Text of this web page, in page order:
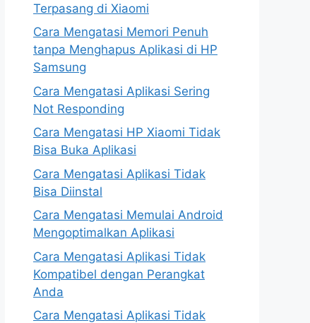
Terpasang di Xiaomi
Cara Mengatasi Memori Penuh
tanpa Menghapus Aplikasi di HP
Samsung
Cara Mengatasi Aplikasi Sering
Not Responding
Cara Mengatasi HP Xiaomi Tidak
Bisa Buka Aplikasi
Cara Mengatasi Aplikasi Tidak
Bisa Diinstal
Cara Mengatasi Memulai Android
Mengoptimalkan Aplikasi
Cara Mengatasi Aplikasi Tidak
Kompatibel dengan Perangkat
Anda
Cara Mengatasi Aplikasi Tidak